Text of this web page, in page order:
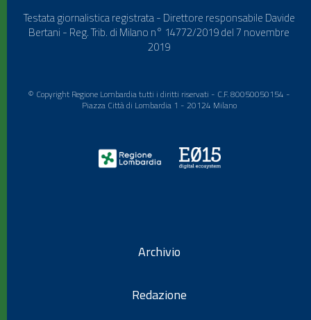
Testata giornalistica registrata - Direttore responsabile Davide
Bertani - Reg. Trib. di Milano n° 14772/2019 del 7 novembre
2019
© Copyright Regione Lombardia tutti i diritti riservati - C.F. 80050050154 -
Piazza Città di Lombardia 1 - 20124 Milano
Archivio
Redazione